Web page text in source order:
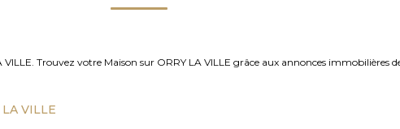
Trouvez votre Maison sur ORRY LA VILLE grâce aux annonces immobilières
VILLE